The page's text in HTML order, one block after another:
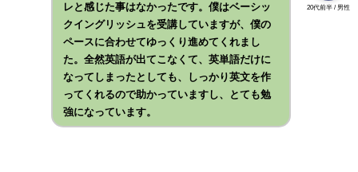
20代前半 / 男性
レと感じた事はなかったです。僕はベーシッ
クイングリッシュを受講していますが、僕の
ペースに合わせてゆっくり進めてくれまし
た。全然英語が出てこなくて、英単語だけに
なってしまったとしても、しっかり英文を作
ってくれるので助かっていますし、とても勉
強になっています。